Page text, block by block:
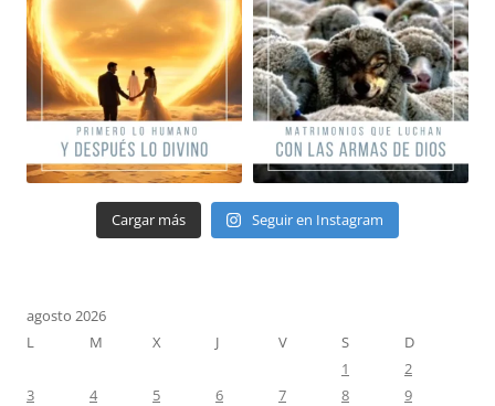
Cargar más Seguir en Instagram
agosto 2026
L
M X J V S
D
1
2
3
4 5 6 7 8
9